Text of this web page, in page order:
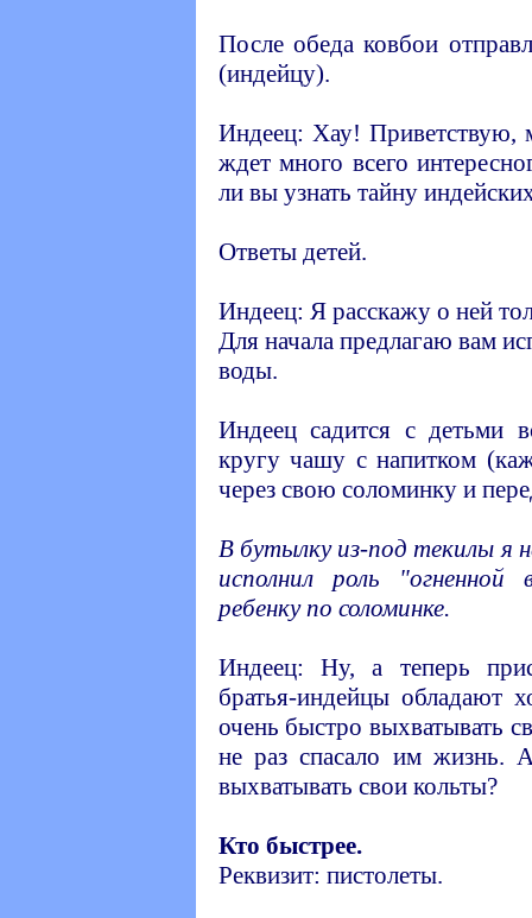
После обеда ковбои
(индейцу).
Индеец: Хау! Приветствую,
ждет много всего
ли вы узнать тайну
Ответы детей.
Индеец: Я расскажу о ней
Для начала предлагаю вам
воды.
Индеец садится с детьми
кругу чашу с напитком
через свою соломинку и
В бутылку из-под текилы я
исполнил роль
ребенку по соломинке.
Индеец: Ну, а теперь
братья-индейцы обладают
очень быстро выхватывать
не раз спасало им жизнь.
выхватывать свои кольты?
Кто быстрее.
Реквизит: пистолеты.